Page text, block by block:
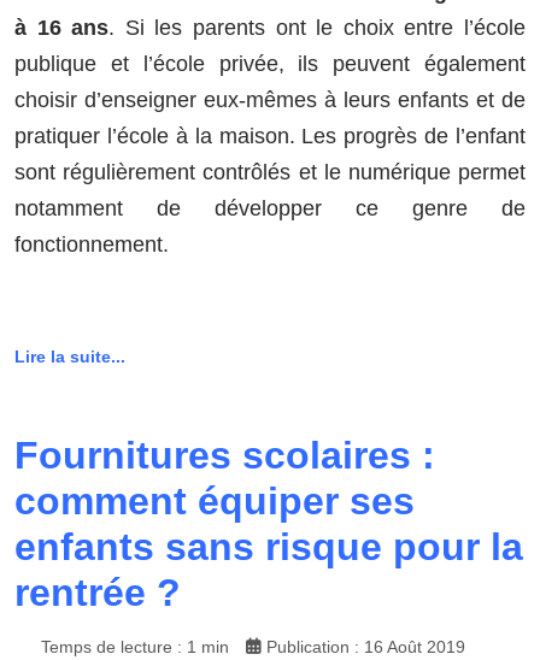
à 16 ans. Si les parents ont le choix entre l’école
publique et l’école privée, ils peuvent également
choisir d’enseigner eux-mêmes à leurs enfants et de
pratiquer l’école à la maison. Les progrès de l’enfant
sont régulièrement contrôlés et le numérique permet
notamment de développer ce genre de
fonctionnement.
Lire la suite...
Fournitures scolaires :
comment équiper ses
enfants sans risque pour la
rentrée ?
Temps de lecture : 1 min Publication : 16 Août 2019